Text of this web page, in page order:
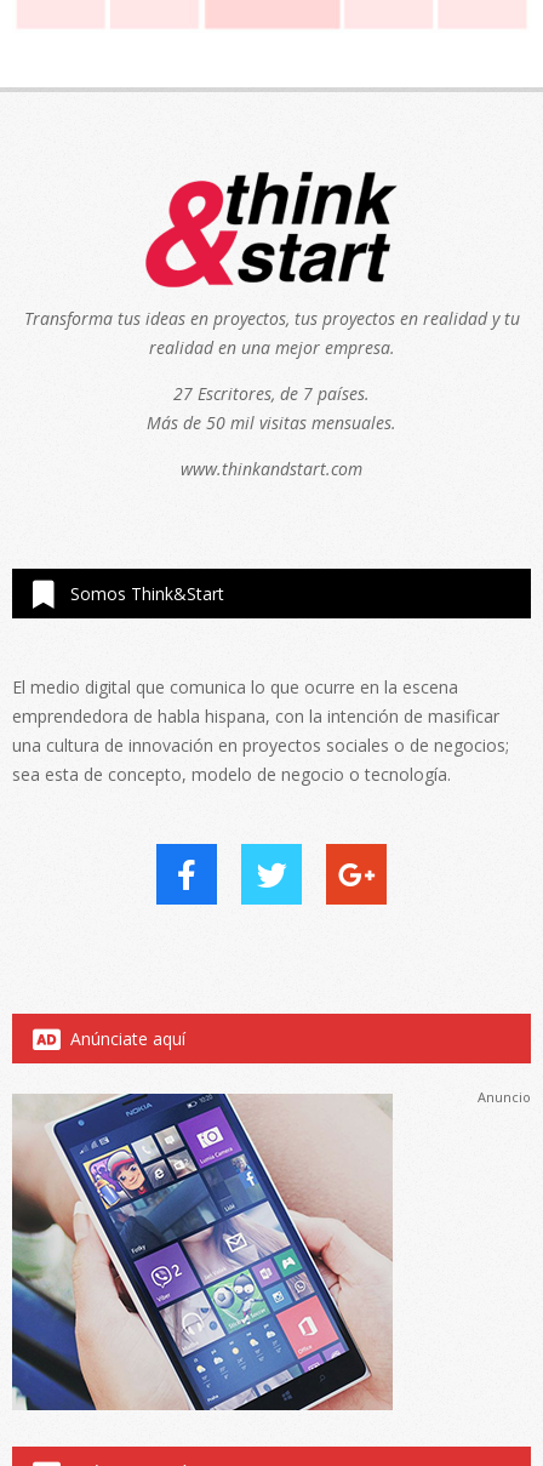
Transforma tus ideas en proyectos, tus proyectos en realidad y tu
realidad en una mejor empresa.
27 Escritores, de 7 países.
Más de 50 mil visitas mensuales.
www.thinkandstart.com
Somos Think&Start
El medio digital que comunica lo que ocurre en la escena
emprendedora de habla hispana, con la intención de masificar
una cultura de innovación en proyectos sociales o de negocios;
sea esta de concepto, modelo de negocio o tecnología.
Anúnciate aquí
Anuncio